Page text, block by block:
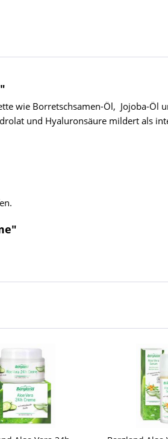
wie Borretschsamen-Öl, Jojoba-Öl
und Hyaluronsäure mildert als